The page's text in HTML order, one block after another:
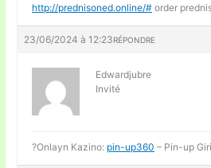
http://prednisoned.online/# order
23/06/2024 à 12:23RÉPONDRE
Edwardjubre
Invité
?Onlayn Kazino: pin-up360 – Pin-up